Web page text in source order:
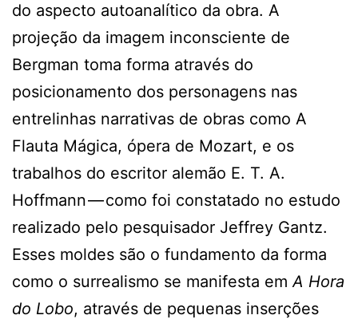
do aspecto autoanalítico da obra. A
projeção da imagem inconsciente de
Bergman toma forma através do
posicionamento dos personagens nas
entrelinhas narrativas de obras como A
Flauta Mágica, ópera de Mozart, e os
trabalhos do escritor alemão E. T. A.
Hoffmann — como foi constatado no estudo
realizado pelo pesquisador Jeffrey Gantz.
Esses moldes são o fundamento da forma
como o surrealismo se manifesta emA Hora
do Lobo, através de pequenas inserções